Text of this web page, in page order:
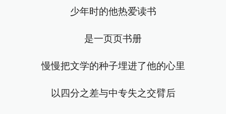
少年时的他热爱读书
是一页页书册
慢慢把文学的种子埋进了他的心里
以四分之差与中专失之交臂后